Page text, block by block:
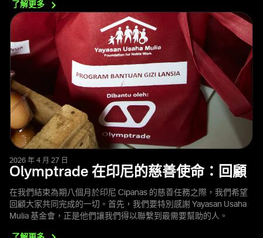
了解更多
2026 年 4 月 27 日
Olymptrade 在印尼的慈善使命：回顧
在我們結束為期八個月於印尼 Cipanas 的慈善任務之際，我們希望
回顧大家共同完成的一切。首先，我們要特別感謝 Yayasan Usaha
Mulia 基金會，正是他們讓我們得以聯繫到最需要幫助的人。